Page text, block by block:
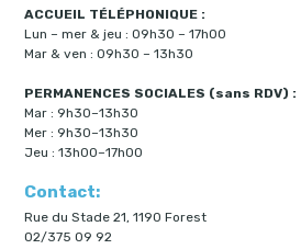
ACCUEIL TÉLÉPHONIQUE :
Lun – mer & jeu : 09h30 – 17h00
Mar & ven : 09h30 – 13h30
PERMANENCES SOCIALES (sans RDV) :
Mar : 9h30–13h30
Mer : 9h30–13h30
Jeu : 13h00–17h00
Contact:
Rue du Stade 21, 1190 Forest
02/375 09 92